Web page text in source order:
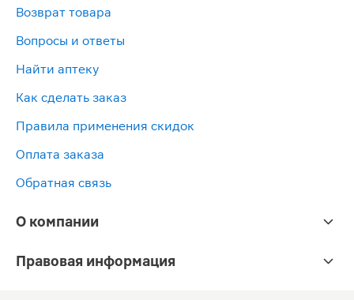
Возврат товара
Вопросы и ответы
Найти аптеку
Как сделать заказ
Правила применения скидок
Оплата заказа
Обратная связь
О компании
Правовая информация